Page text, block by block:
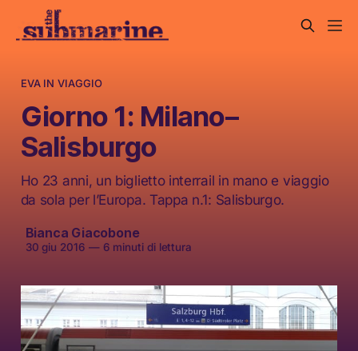
EVA IN VIAGGIO
Giorno 1: Milano–
Salisburgo
Ho 23 anni, un biglietto interrail in mano e viaggio
da sola per l’Europa. Tappa n.1: Salisburgo.
Bianca Giacobone
30 giu 2016 —6 minuti di lettura